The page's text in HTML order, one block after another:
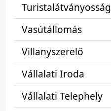
Turistalátványosság
Vasútállomás
Villanyszerelő
Vállalati Iroda
Vállalati Telephely